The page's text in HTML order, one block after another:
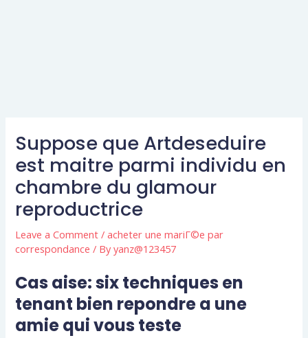
Suppose que Artdeseduire
est maitre parmi individu en
chambre du glamour
reproductrice
Leave a Comment /acheter une mariГ©e par
correspondance / Byyanz@123457
Cas aise: six techniques en
tenant bien repondre a une
amie qui vous teste